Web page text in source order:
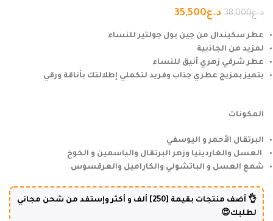
د.ع38,000 د.ع35,500
عطر سكيندال من جين بول جولتير للنساء
لمزيد من الجاذبية
عطر شرقي زهري أنيق للنساء
يتميز بمزيج عطري جذاب وفريد لتكملي إطلالتك بأناقة ورقي
المكونات
البرتقال الأحمر و اليوسفي
العسل والغاردينيا وزهر البرتقال والياسمين و الخوخ
شمع العسل و الباتشولي والكاراميل والعرقسوس
👌 أضف منتجات بقيمة [250] ألف و أكثر وإستفد من شحن مجاني
لطلبك😍